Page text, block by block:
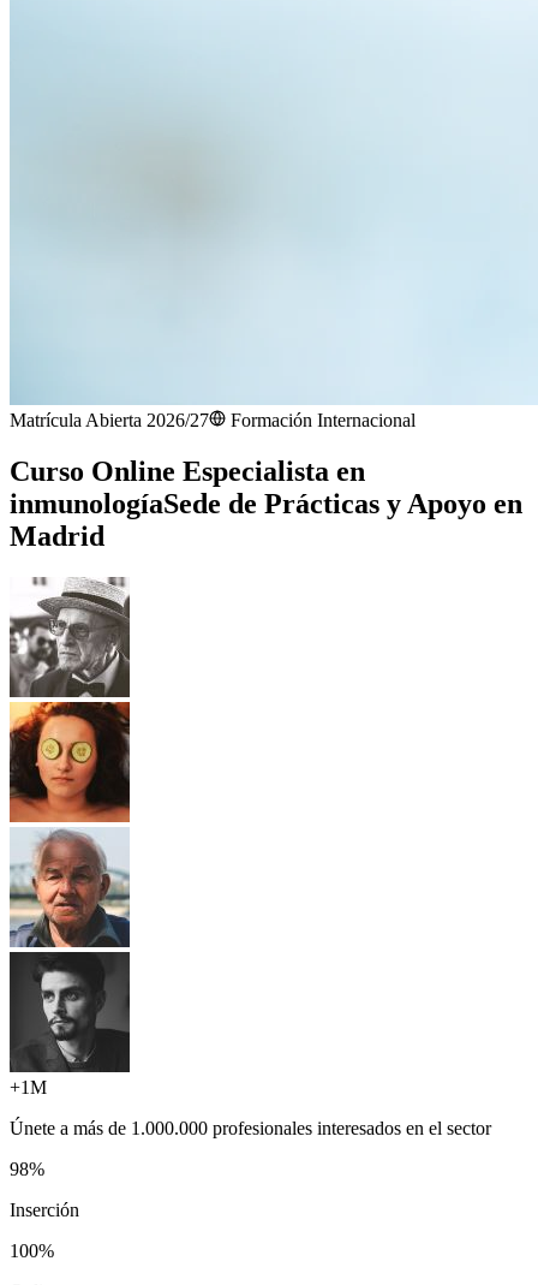
Matrícula Abierta 2026/27 Formación Internacional
Curso Online Especialista en
inmunologíaSede de Prácticas y Apoyo en
Madrid
+1M
Únete a más de 1.000.000 profesionales interesados en el sector
98%
Inserción
100%